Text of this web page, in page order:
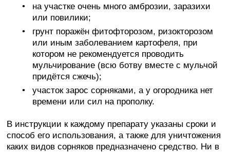
на участке очень много амброзии, заразихи
или повилики;
грунт поражён фитофторозом, ризокторозом
или иным заболеванием картофеля, при
котором не рекомендуется проводить
мульчирование (всю ботву вместе с мульчой
придётся сжечь);
участок зарос сорняками, а у огородника нет
времени или сил на прополку.
В инструкции к каждому препарату указаны сроки и
способ его использования, а также для уничтожения
каких видов сорняков предназначено средство. Ни в